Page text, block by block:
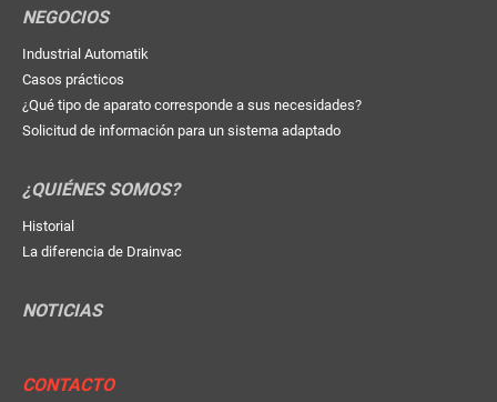
NEGOCIOS
Industrial Automatik
Casos prácticos
¿Qué tipo de aparato corresponde a sus necesidades?
Solicitud de información para un sistema adaptado
¿QUIÉNES SOMOS?
Historial
La diferencia de Drainvac
NOTICIAS
CONTACTO